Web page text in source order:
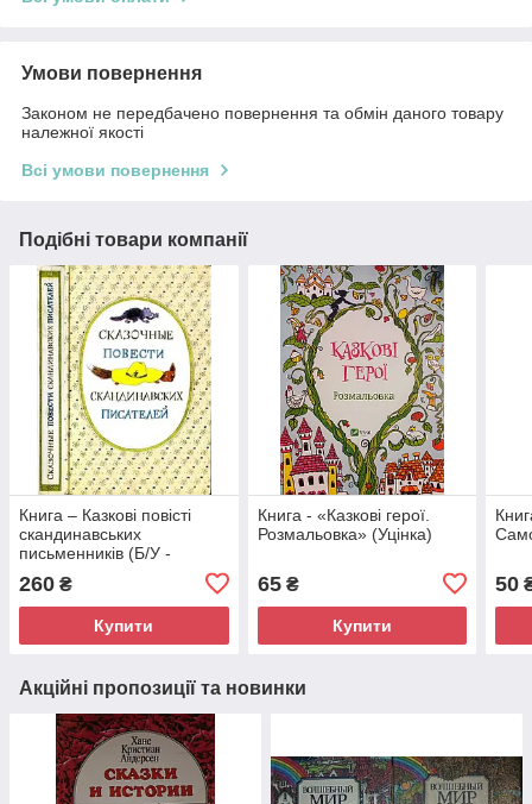
Умови повернення
Законом не передбачено повернення та обмін даного товару
належної якості
Всі умови повернення
Подібні товари компанії
Книга – Казкові повісті
скандинавських
письменників (Б/У -
260 ₴
Купити
Книга - «Казкові герої.
Розмальовка» (Уцінка)
65₴
Купити
50
Акційні пропозиції та новинки